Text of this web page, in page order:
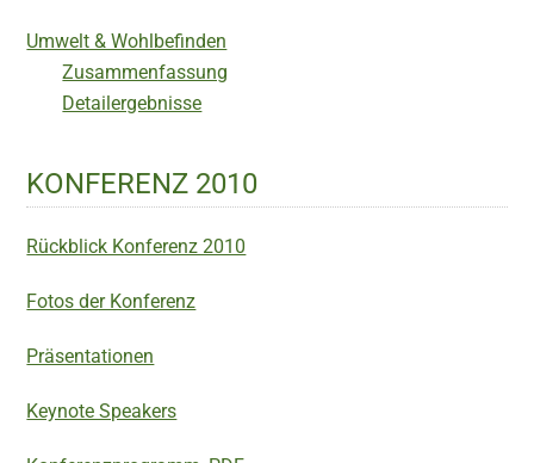
Umwelt & Wohlbefinden
Zusammenfassung
Detailergebnisse
KONFERENZ 2010
Rückblick Konferenz 2010
Fotos der Konferenz
Präsentationen
Keynote Speakers